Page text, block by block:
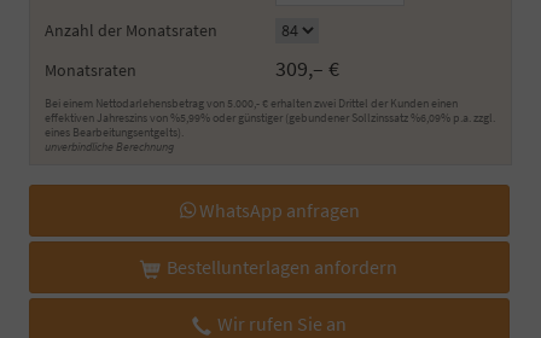
Anzahl der Monatsraten
Monatsraten
309,– €
Bei einem Nettodarlehensbetrag von 5.000,- € erhalten zwei Drittel der Kunden einen
effektiven Jahreszins von %5,99% oder günstiger (gebundener Sollzinssatz %6,09% p.a. zzgl.
eines Bearbeitungsentgelts).
unverbindliche Berechnung
WhatsApp anfragen
Bestellunterlagen anfordern
Wir rufen Sie an